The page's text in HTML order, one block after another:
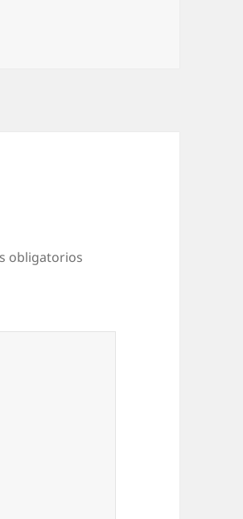
obligatorios